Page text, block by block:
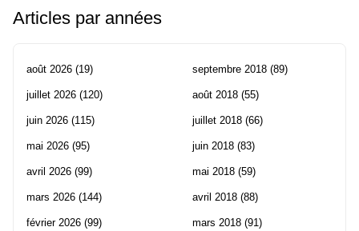
Articles par années
août 2026 (19)
juillet 2026 (120)
juin 2026 (115)
mai 2026 (95)
avril 2026 (99)
mars 2026 (144)
février 2026 (99)
septembre 2018 (89)
août 2018 (55)
juillet 2018 (66)
juin 2018 (83)
mai 2018 (59)
avril 2018 (88)
mars 2018 (91)